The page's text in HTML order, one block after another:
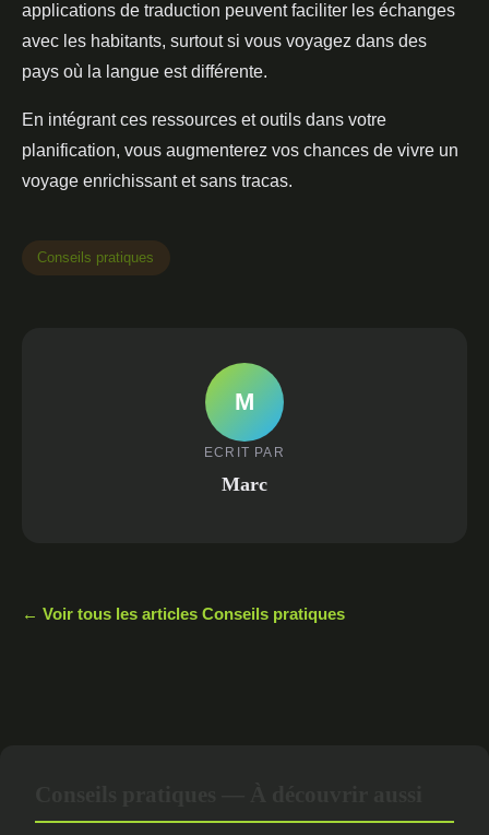
applications de traduction peuvent faciliter les échanges
avec les habitants, surtout si vous voyagez dans des
pays où la langue est différente.
En intégrant ces ressources et outils dans votre
planification, vous augmenterez vos chances de vivre un
voyage enrichissant et sans tracas.
Conseils pratiques
M
ECRIT PAR
Marc
← Voir tous les articles Conseils pratiques